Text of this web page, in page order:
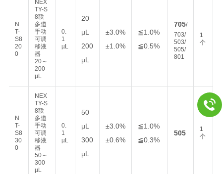
N
T-
S8
20
0
NEX
TY-S
8联
多道
手动
可调
移液
器
20～
200
µL
0.
1
µL
20
µL
200
µL
±3.0%
±1.0%
≦1.0%
≦0.5%
705/
703/
503/
505/
801
1
个
N
T-
S8
30
0
NEX
TY-S
8联
多道
手动
可调
移液
器
50～
300
µL
0.
1
µL
50
µL
300
µL
±3.0%
±0.6%
≦1.0%
≦0.3%
505
1
个